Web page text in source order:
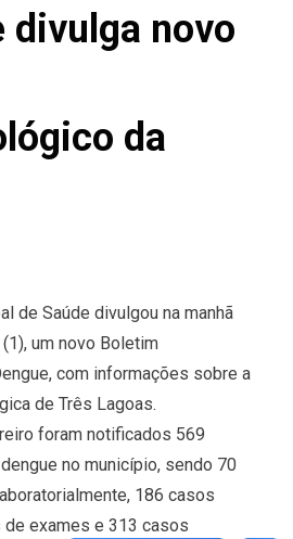
divulga novo
da
de Saúde divulgou na manhã
um novo Boletim
com informações sobre a
de Três Lagoas.
foram notificados 569
no município, sendo 70
186 casos
exames e 313 casos